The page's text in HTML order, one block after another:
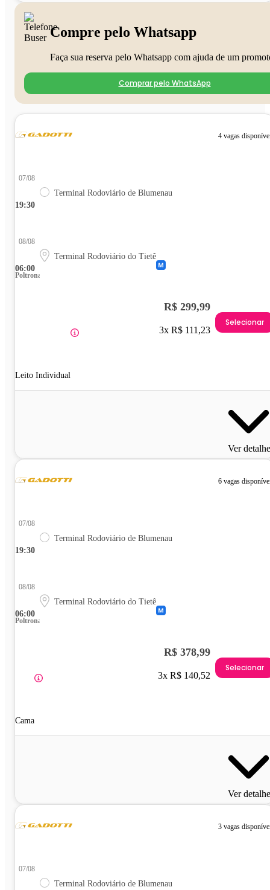
Compre pelo Whatsapp
Faça sua reserva pelo Whatsapp com ajuda de um
Comprar pelo WhatsApp
4 vagas
19:30
07/08
Terminal Rodoviário de Blumenau
06:00
08/08
Terminal Rodoviário do Tietê
Poltrona
Leito Individual
R$ 299,99
3x R$ 111,23
Selecionar
Ver
6 vagas
19:30
07/08
Terminal Rodoviário de Blumenau
06:00
08/08
Terminal Rodoviário do Tietê
Poltrona
Cama
R$ 378,99
3x R$ 140,52
Selecionar
Ver
3 vagas
07/08
Terminal Rodoviário de Blumenau